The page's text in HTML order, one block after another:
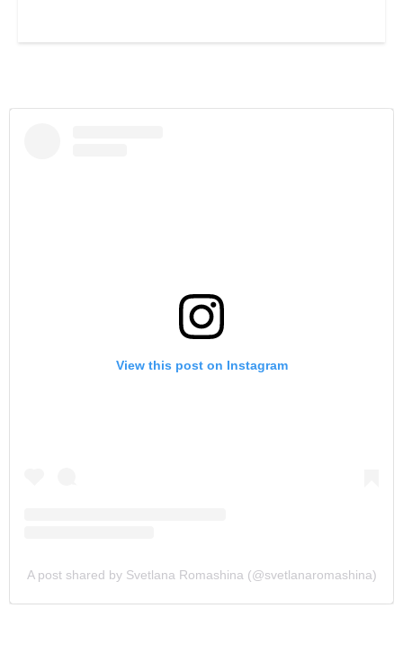
View this post on Instagram
A post shared by Svetlana Romashina (@svetlanaromashina)